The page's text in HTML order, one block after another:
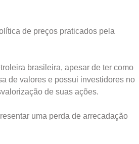
de preços praticados pela
brasileira, apesar de ter como
de valores e possui investidores no
de suas ações.
uma perda de arrecadação